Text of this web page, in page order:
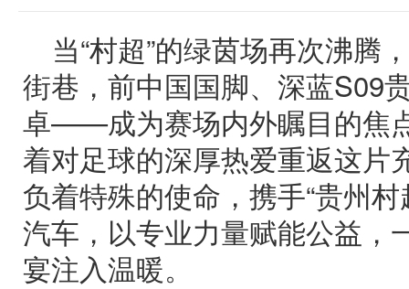
当“村超”的绿茵场再次沸腾
街巷，前中国国脚、深蓝S09
卓——成为赛场内外瞩目的焦
着对足球的深厚热爱重返这片
负着特殊的使命，携手“贵州
汽车，以专业力量赋能公益，
宴注入温暖。